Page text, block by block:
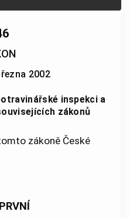
2002
inspekci a
zákonů
zákoně České